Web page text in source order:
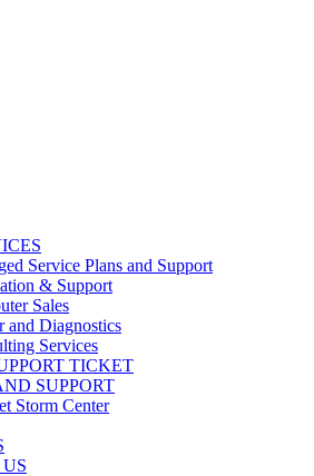
Service Plans and Support
& Support
Sales
and Diagnostics
Services
TICKET
SUPPORT
Storm Center